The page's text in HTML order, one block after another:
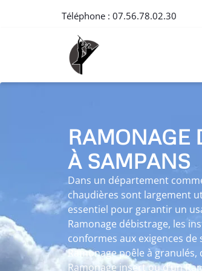
Téléphone : 07.56.78.02.30
RAMONAGE
À SAMPANS
Dans un département
chaudières sont largement
essentiel pour garantir un
Ramonage débistrage, les
conformes aux exigences de
Ramonage poêle à granulés,
Ramonage insert ou d’un